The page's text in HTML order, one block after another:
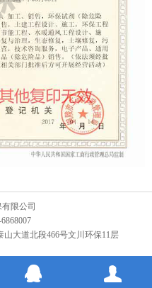
限公司
大道北段466号文川环保11层